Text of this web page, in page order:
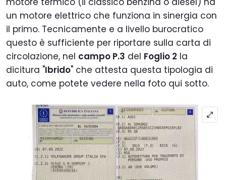
un motore elettrico che funziona in sinergia con
il primo. Tecnicamente e a livello burocratico
questo è sufficiente per riportare sulla carta di
circolazione, nel campo P.3 del Foglio 2 la
dicitura "Ibrido" che attesta questa tipologia di
auto, come potete vedere nella foto qui sotto.